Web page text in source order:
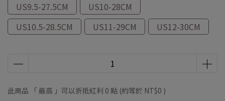
US9.5-27.5CM
US10-28CM
US10.5-28.5CM
US11-29CM US12-30CM
此商品 「 最高 」可以折抵紅利 0 點 (約等於 NT$0 )